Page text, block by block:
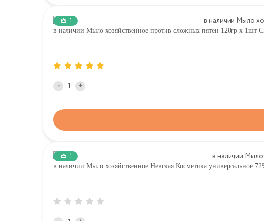
1
в наличии Мыло хозяйственное против сложных пятен 120гр х 1шт
- +
1
в наличии Мыло хозяйственное Невская Косметика универсальное